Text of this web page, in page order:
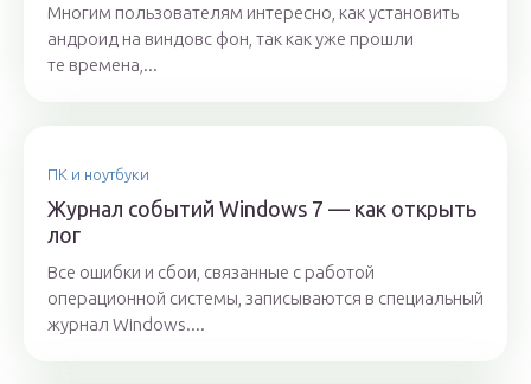
Многим пользователям интересно, как установить
андроид на виндовс фон, так как уже прошли
те времена,...
ПК и ноутбуки
Журнал событий Windows 7 — как открыть
лог
Все ошибки и сбои, связанные с работой
операционной системы, записываются в специальный
журнал Windows....